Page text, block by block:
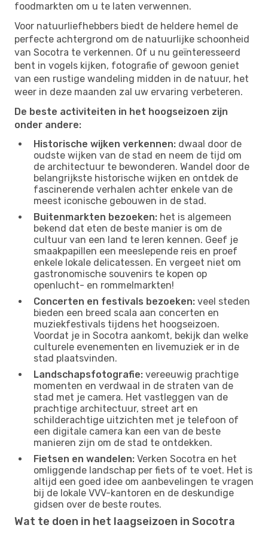
foodmarkten om u te laten verwennen.
Voor natuurliefhebbers biedt de heldere hemel de
perfecte achtergrond om de natuurlijke schoonheid
van Socotra te verkennen. Of u nu geïnteresseerd
bent in vogels kijken, fotografie of gewoon geniet
van een rustige wandeling midden in de natuur, het
weer in deze maanden zal uw ervaring verbeteren.
De beste activiteiten in het hoogseizoen zijn
onder andere:
Historische wijken verkennen: dwaal door de
oudste wijken van de stad en neem de tijd om
de architectuur te bewonderen. Wandel door de
belangrijkste historische wijken en ontdek de
fascinerende verhalen achter enkele van de
meest iconische gebouwen in de stad.
Buitenmarkten bezoeken: het is algemeen
bekend dat eten de beste manier is om de
cultuur van een land te leren kennen. Geef je
smaakpapillen een meeslepende reis en proef
enkele lokale delicatessen. En vergeet niet om
gastronomische souvenirs te kopen op
openlucht- en rommelmarkten!
Concerten en festivals bezoeken: veel steden
bieden een breed scala aan concerten en
muziekfestivals tijdens het hoogseizoen.
Voordat je in Socotra aankomt, bekijk dan welke
culturele evenementen en livemuziek er in de
stad plaatsvinden.
Landschapsfotografie: vereeuwig prachtige
momenten en verdwaal in de straten van de
stad met je camera. Het vastleggen van de
prachtige architectuur, street art en
schilderachtige uitzichten met je telefoon of
een digitale camera kan een van de beste
manieren zijn om de stad te ontdekken.
Fietsen en wandelen: Verken Socotra en het
omliggende landschap per fiets of te voet. Het is
altijd een goed idee om aanbevelingen te vragen
bij de lokale VVV-kantoren en de deskundige
gidsen over de beste routes.
Wat te doen in het laagseizoen in Socotra